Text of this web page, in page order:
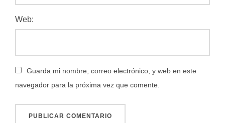
Web:
Guarda mi nombre, correo electrónico, y web en este
navegador para la próxima vez que comente.